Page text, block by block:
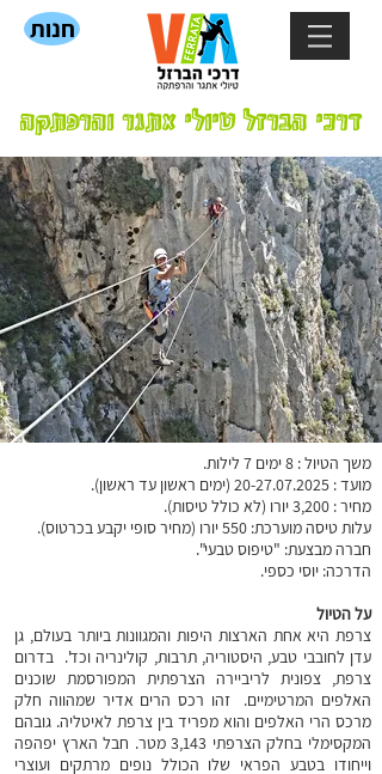
חנות
דרכי הברזל טיולי אתגר והרפתקה
משך הטיול : 8 ימים 7 לילות.
מועד : 20-27.07.2025 (ימים ראשון עד ראשון).
מחיר : 3,200 יורו (לא כולל טיסות).
עלות טיסה מוערכת: 550 יורו (מחיר סופי יקבע בכרטוס).
חברה מבצעת: "טיפוס טבעי".
הדרכה: יוסי כספי.
על הטיול
צרפת היא אחת הארצות היפות והמגוונות ביותר בעולם, גן
עדן לחובבי טבע, היסטוריה, תרבות, קולינריה וכד'. בדרום
צרפת, צפונית לריביירה הצרפתית המפורסמת שוכנים
האלפים המרטימיים. זהו רכס הרים אדיר שמהווה חלק
מרכס הרי האלפים והוא מפריד בין צרפת לאיטליה. גובהם
המקסימלי בחלק הצרפתי 3,143 מטר. חבל הארץ יפהפה
וייחודו בטבע הפראי שלו הכולל נופים מרתקים ועוצרי